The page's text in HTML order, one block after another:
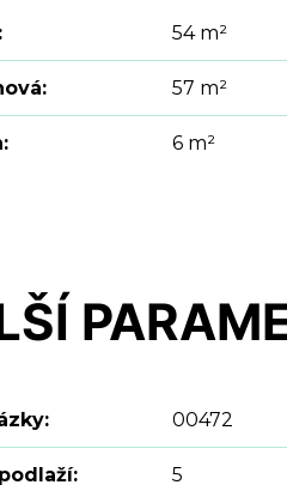
54 m²
57 m²
6 m²
00472
5